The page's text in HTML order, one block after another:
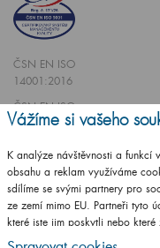
ČSN EN ISO
14001:2016
ČSN EN ISO
9001:2016
Vytvořilo studio
Vážíme si vašeho
K analýze návštěvnosti a funkcí
obsahu a reklam využíváme
sdílíme se svými partnery pro
ze zemí mimo EU. Partneři tyto
které jste jim poskytli nebo
služby.
Podrobné informace